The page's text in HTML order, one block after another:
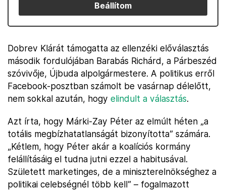
Beállítom
Dobrev Klárát támogatta az ellenzéki előválasztás
második fordulójában Barabás Richárd, a Párbeszéd
szóvivője, Újbuda alpolgármestere. A politikus erről
Facebook-posztban számolt be vasárnap délelőtt,
nem sokkal azután, hogy elindult a választás.
Azt írta, hogy Márki-Zay Péter az elmúlt héten „a
totális megbízhatatlanságát bizonyította” számára.
„Kétlem, hogy Péter akár a koalíciós kormány
felállításáig el tudna jutni ezzel a habitusával.
Született marketinges, de a miniszterelnökséghez a
politikai celebségnél több kell” – fogalmazott